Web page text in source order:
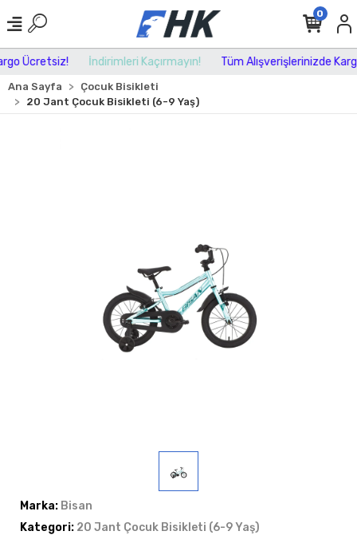
Ücretsiz! İndirimleri Kaçırmayın! Tüm Alışverişlerinizde
0
Ana Sayfa
Çocuk Bisikleti
20 Jant Çocuk Bisikleti (6-9 Yaş)
Marka: Bisan
Kategori: 20 Jant Çocuk Bisikleti (6-9 Yaş)